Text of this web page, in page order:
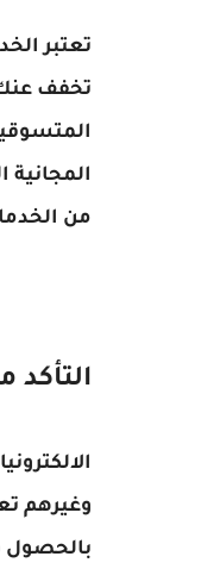
تعتبر
تخفف عنك
من
التأكد
وغيرهم
بالحصول